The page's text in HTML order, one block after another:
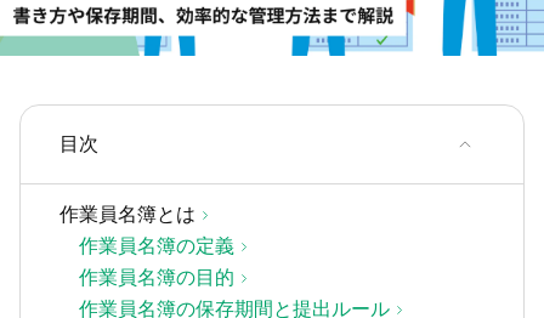
目次
作業員名簿とは
作業員名簿の定義
作業員名簿の目的
作業員名簿の保存期間と提出ルール